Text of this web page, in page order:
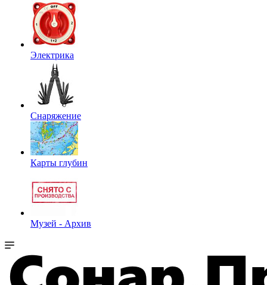
Электрика
Снаряжение
Карты глубин
Музей - Архив